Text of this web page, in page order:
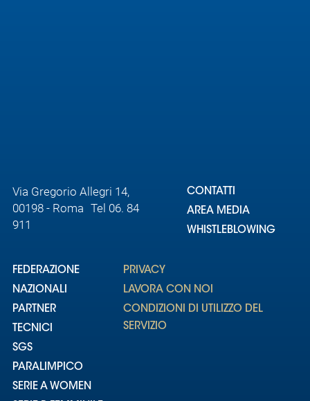
Via Gregorio Allegri 14,
00198 - Roma Tel 06. 84
911
CONTATTI
AREA MEDIA
WHISTLEBLOWING
FEDERAZIONE
NAZIONALI
PARTNER
TECNICI
SGS
PARALIMPICO
SERIE A WOMEN
PRIVACY
LAVORA CON NOI
CONDIZIONI DI UTILIZZO DEL
SERVIZIO